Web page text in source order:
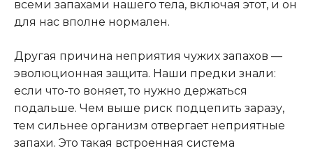
всеми запахами нашего тела, включая этот, и он
для нас вполне нормален.
Другая причина неприятия чужих запахов —
эволюционная защита. Наши предки знали:
если что-то воняет, то нужно держаться
подальше. Чем выше риск подцепить заразу,
тем сильнее организм отвергает неприятные
запахи. Это такая встроенная система